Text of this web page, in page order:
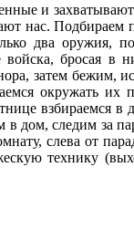
и
нас. Подбираем
два оружия,
бросая в
затем бежим,
окружать
взбираемся
дом, следим за
слева от
технику